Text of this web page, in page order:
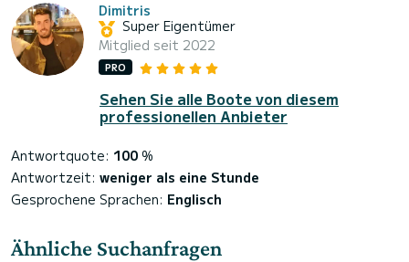
Dimitris
Super Eigentümer
Mitglied seit 2022
PRO
Sehen Sie alle Boote von diesem
professionellen Anbieter
Antwortquote: 100 %
Antwortzeit: weniger als eine Stunde
Gesprochene Sprachen: Englisch
Ähnliche Suchanfragen